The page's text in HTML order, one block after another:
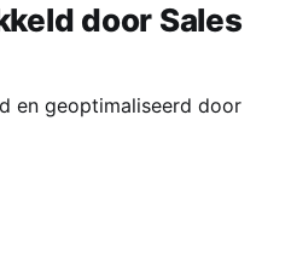
door Sales
en geoptimaliseerd door